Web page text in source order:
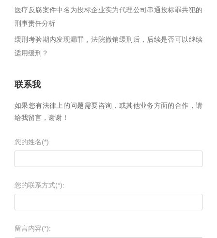
医疗反腐案件中名为投标企业实为代理公司串通投标罪共犯的
刑事责任分析
缓刑考验期内发现漏罪，法院撤销缓刑后，后续是否可以继续
适用缓刑？
联系我
如果您有法律上的问题需要咨询，或其他业务方面的合作，请
给我留言，谢谢！
您的姓名(*):
您的联系方式(*):
留言内容(*):